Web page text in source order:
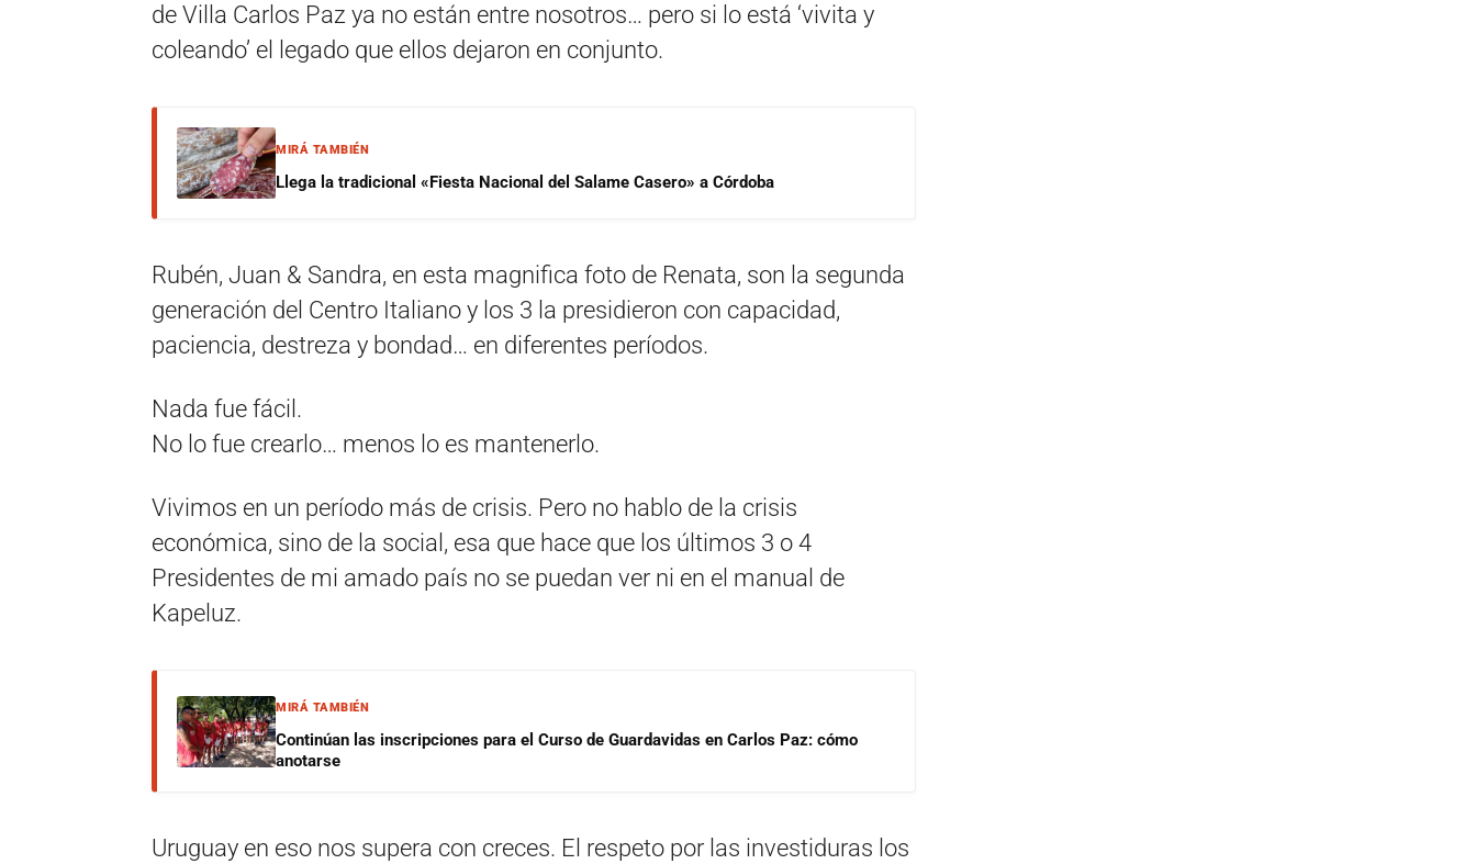
de Villa Carlos Paz ya no están entre nosotros… pero si lo está ‘vivita y
coleando’ el legado que ellos dejaron en conjunto.
MIRÁ TAMBIÉN
Llega la tradicional «Fiesta Nacional del Salame Casero» a Córdoba
Rubén, Juan & Sandra, en esta magnifica foto de Renata, son la segunda
generación del Centro Italiano y los 3 la presidieron con capacidad,
paciencia, destreza y bondad… en diferentes períodos.
Nada fue fácil.
No lo fue crearlo… menos lo es mantenerlo.
Vivimos en un período más de crisis. Pero no hablo de la crisis
económica, sino de la social, esa que hace que los últimos 3 o 4
Presidentes de mi amado país no se puedan ver ni en el manual de
Kapeluz.
MIRÁ TAMBIÉN
Continúan las inscripciones para el Curso de Guardavidas en Carlos Paz: cómo
anotarse
Uruguay en eso nos supera con creces. El respeto por las investiduras los